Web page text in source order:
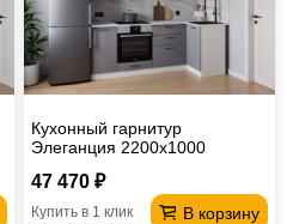
Кухонный гарнитур
Элеганция 2200х1000
47 470 ₽
В корзину
Купить в 1 клик